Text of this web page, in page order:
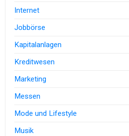
Internet
Jobbörse
Kapitalanlagen
Kreditwesen
Marketing
Messen
Mode und Lifestyle
Musik